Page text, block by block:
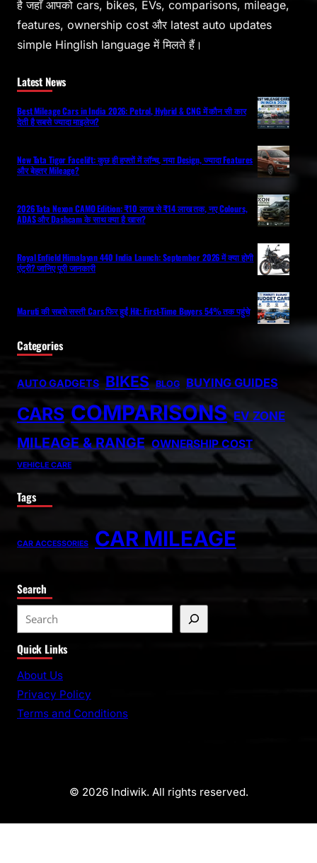
है जहाँ आपको cars, bikes, EVs, comparisons, mileage,
features, ownership cost और latest auto updates
simple Hinglish language में मिलते हैं।
Latest News
Best Mileage Cars in India 2026: Petrol, Hybrid & CNG में कौन सी कार
देती है सबसे ज्यादा माइलेज?
New Tata Tigor Facelift: कुछ ही हफ्तों में लॉन्च, नया Design, ज्यादा Features
और बेहतर Mileage?
2026 Tata Nexon CAMO Edition: ₹10 लाख से ₹14 लाख तक, नए Colours,
ADAS और Dashcam के साथ क्या है खास?
Royal Enfield Himalayan 440 India Launch: September 2026 में क्या होगी
एंट्री? जानिए पूरी जानकारी
Maruti की सबसे सस्ती Cars फिर हुईं Hit: First-Time Buyers 54% तक पहुंचे
Categories
AUTO GADGETS BIKES BLOG BUYING GUIDES
CARS COMPARISONS EV ZONE
MILEAGE & RANGE OWNERSHIP COST
VEHICLE CARE
Tags
CAR ACCESSORIES CAR MILEAGE
Search
Quick Links
About Us
Privacy Policy
Terms and Conditions
© 2026 Indiwik. All rights reserved.